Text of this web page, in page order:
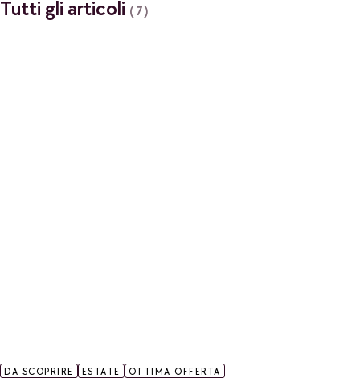
Tutti gli articoli (7)
DA SCOPRIRE ESTATE OTTIMA OFFERTA